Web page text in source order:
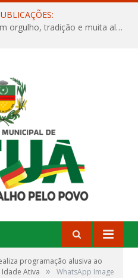
Afuá comemora 136 anos com orgulho, tradição e muita alegria na Quadra Dr. Nelson Salomão
programação alusiva ao
Ativa
»
WhatsApp Image